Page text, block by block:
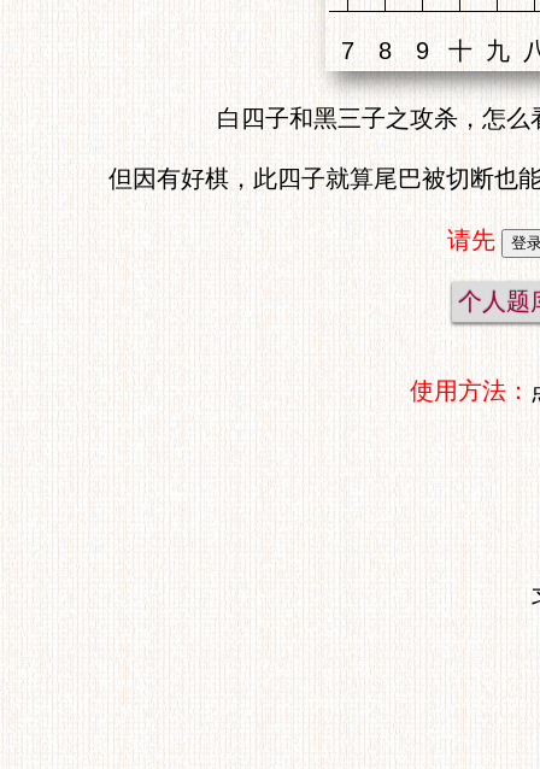
白四子和黑三子之攻杀，怎
但因有好棋，此四子就算尾巴被切断也
请先
个人题
使用方法：